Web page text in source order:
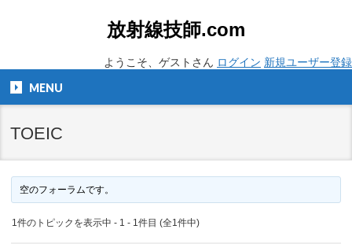
放射線技師.com
ようこそ、ゲストさん ログイン 新規ユーザー登録
MENU
TOEIC
空のフォーラムです。
1件のトピックを表示中 - 1 - 1件目 (全1件中)